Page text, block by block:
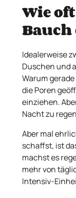
Wie
Bauch
Idealerweise
Duschen und
Warum
die Poren
einziehen.
Nacht zu
Aber mal
schaffst, ist
machst es
mehr von
Intensiv-